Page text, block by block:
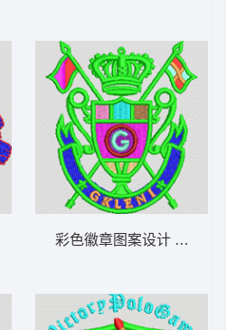
彩色徽章图案设计 男装 章